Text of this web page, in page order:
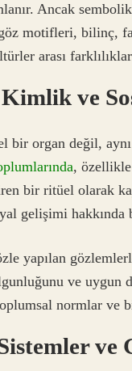
Ancak
motifleri, bilinç,
arası
ve
bir organ değil,
, özellikle
bir ritüel olarak
gelişimi hakkında
yapılan
ve uygun
normlar ve
ve